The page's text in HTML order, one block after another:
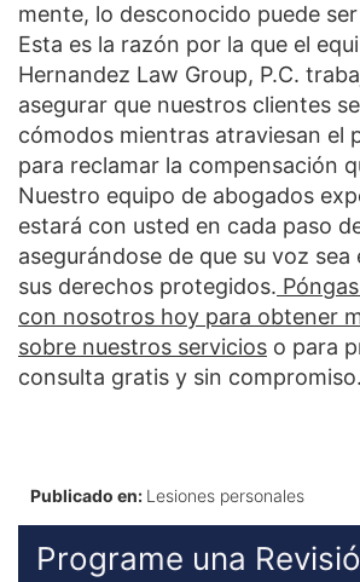
mente, lo desconocido puede
Esta es la razón por la que el
Hernandez Law Group, P.C.
asegurar que nuestros clientes
cómodos mientras atraviesan el
para reclamar la compensación
Nuestro equipo de abogados
estará con usted en cada paso
asegurándose de que su voz sea
sus derechos protegidos.
con nosotros hoy para obtener
sobre nuestros servicios o para
consulta gratis y sin compromiso.
Publicado en: Lesiones personales
Programe una